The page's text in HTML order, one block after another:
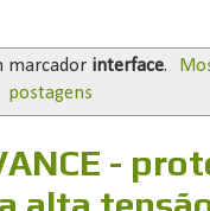
marcador interface.
postagens
-